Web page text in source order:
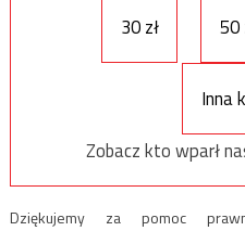
30 zł
50
Inna
Zobacz kto wparł
Dziękujemy za pomoc